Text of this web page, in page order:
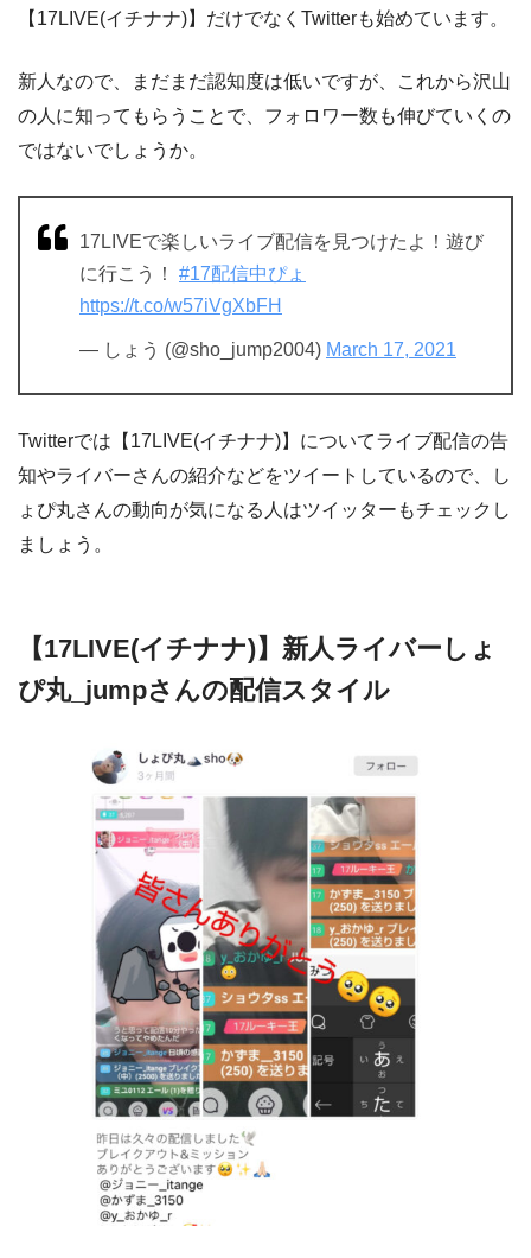
【 17LIVE(イチナナ)】だけでなくTwitterも始めています。
新人なので、まだまだ認知度は低いですが、これから沢山
の人に知ってもらうことで、フォロワー数も伸びていくの
ではないでしょうか。
17LIVEで楽しいライブ配信を見つけたよ！遊び
に行こう！ #17配信中ぴょ
https://t.co/w57iVgXbFH
— しょう (@sho_jump2004) March 17, 2021
Twitterでは 【 17LIVE(イチナナ)】についてライブ配信の告
知やライバーさんの紹介などをツイートしているので、し
ょぴ丸さんの動向が気になる人はツイッターもチェックし
ましょう。
【17LIVE(イチナナ)】新人ライバーしょ
ぴ丸_jumpさんの配信スタイル